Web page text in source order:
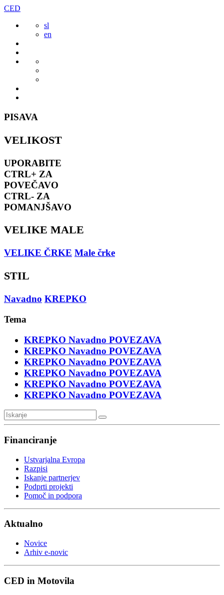
Preskoči
vsebine
CED
sl
en
PISAVA
VELIKOST
UPORABITE
CTRL+ ZA
POVEČAVO
CTRL- ZA
POMANJŠAVO
VELIKE MALE
VELIKE ČRKE Male črke
STIL
Navadno KREPKO
Tema
KREPKO Navadno POVEZAVA
KREPKO Navadno POVEZAVA
KREPKO Navadno POVEZAVA
KREPKO Navadno POVEZAVA
KREPKO Navadno POVEZAVA
KREPKO Navadno POVEZAVA
Financiranje
Ustvarjalna Evropa
Razpisi
Iskanje partnerjev
Podprti projekti
Pomoč in podpora
Aktualno
Novice
Arhiv e-novic
CED in Motovila